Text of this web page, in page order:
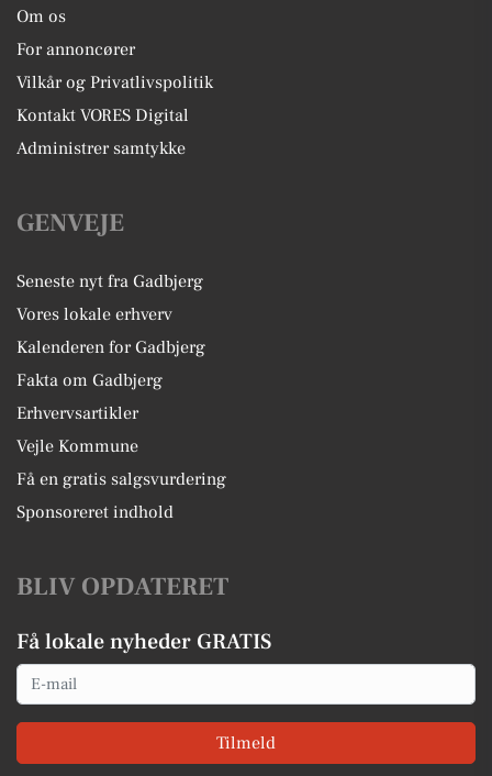
Om os
For annoncører
Vilkår og Privatlivspolitik
Kontakt VORES Digital
Administrer samtykke
GENVEJE
Seneste nyt fra Gadbjerg
Vores lokale erhverv
Kalenderen for Gadbjerg
Fakta om Gadbjerg
Erhvervsartikler
Vejle Kommune
Få en gratis salgsvurdering
Sponsoreret indhold
BLIV OPDATERET
Få lokale nyheder GRATIS
Email
Tilmeld